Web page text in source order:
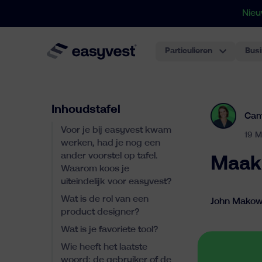
Particulieren
Inhoudstafel
Voor je bij easyvest kwam
werken, had je nog een
ander voorstel op tafel.
Waarom koos je
uiteindelijk voor easyvest?
Wat is de rol van een
product designer?
Wat is je favoriete tool?
Wie heeft het laatste
woord: de gebruiker of de
19
John